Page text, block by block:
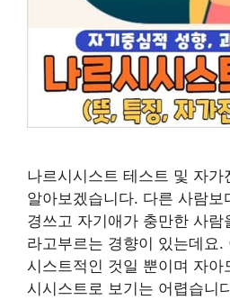
나르시시스트 테스트 및 자가
알아보겠습니다. 다른 사람보
경쓰고 자기애가 충만한 사람
라고부르는 경향이 있는데요.
시스트적인 것일 뿐이며 자아
시시스트로 보기는 어렵습니